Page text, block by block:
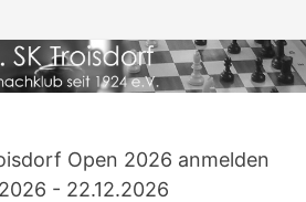
Open 2026 anmelden
- 22.12.2026